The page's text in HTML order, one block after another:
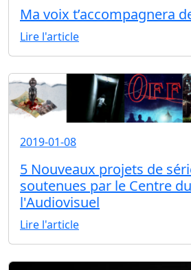
Ma voix t’accompagnera
Lire l'article
2019-01-08
5 Nouveaux projets de
soutenues par le Centre
l'Audiovisuel
Lire l'article